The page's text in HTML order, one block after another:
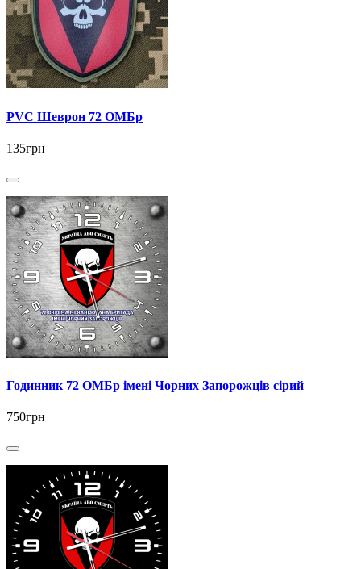
PVC Шеврон 72 ОМБр
135грн
Годинник 72 ОМБр імені Чорних Запорожців сірий
750грн